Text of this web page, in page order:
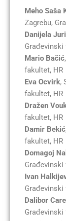
Meho Saša
Zagrebu,
Danijela
Građevinski
Mario Bačić
fakultet, HR
Eva Ocvirk,
fakultet, HR
Dražen
fakultet, HR
Damir Bekić
fakultet, HR
Domagoj
Građevinski
Ivan
Građevinski
Dalibor
Građevinski